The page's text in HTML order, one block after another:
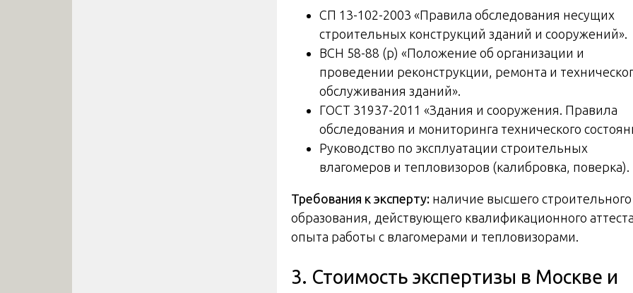
СП 13-102-2003 «Правила обследования несущих
строительных конструкций зданий и сооружений».
ВСН 58-88 (р) «Положение об организации и
проведении реконструкции, ремонта и
обслуживания зданий».
ГОСТ 31937-2011 «Здания и сооружения. Правила
обследования и мониторинга технического
Руководство по эксплуатации строительных
влагомеров и тепловизоров (калибровка, поверка).
Требования к эксперту: наличие высшего строительного
образования, действующего квалификационного
опыта работы с влагомерами и тепловизорами.
3. Стоимость экспертизы в Москве и